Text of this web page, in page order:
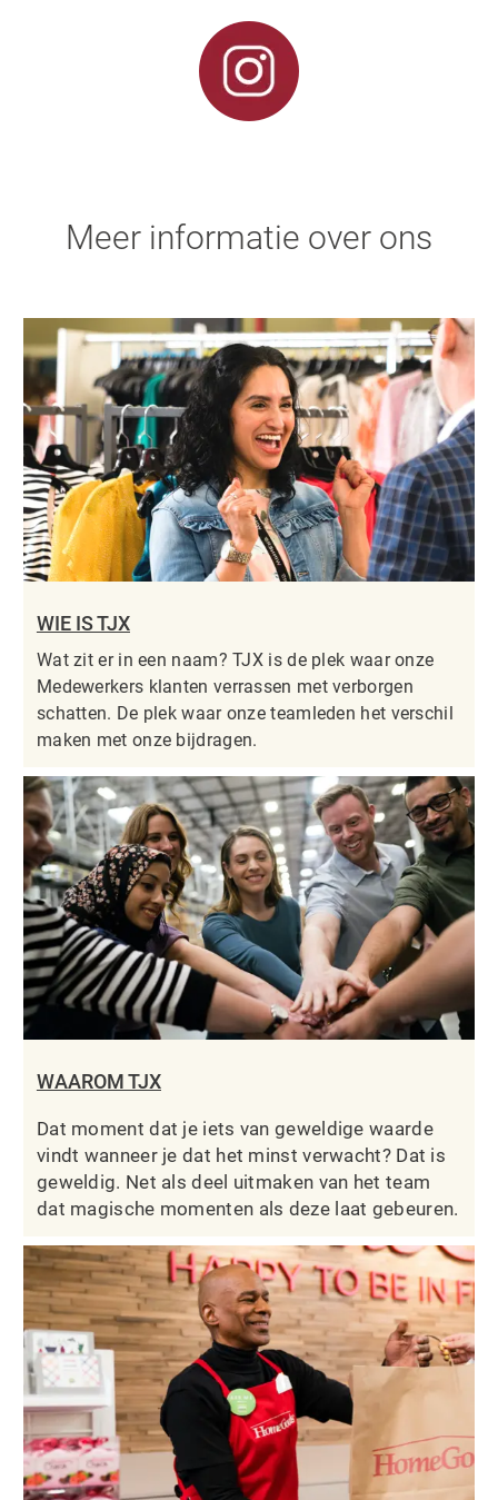
Meer informatie over ons
WIE IS TJX
Wat zit er in een naam? TJX is de plek waar onze
Medewerkers klanten verrassen met verborgen
schatten. De plek waar onze teamleden het verschil
maken met onze bijdragen.
WAAROM TJX
Dat moment dat je iets van geweldige waarde
vindt wanneer je dat het minst verwacht? Dat is
geweldig. Net als deel uitmaken van het team
dat magische momenten als deze laat gebeuren.